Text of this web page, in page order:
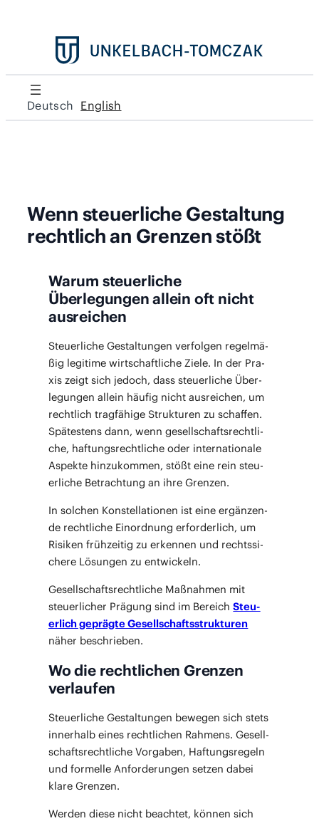
Deutsch English
Wenn steuerliche Gestaltung
rechtlich an Grenzen stößt
Warum steuerliche
Überlegungen allein oft nicht
ausreichen
Steu­er­li­che Gestal­tun­gen ver­fol­gen regel­mä­
ßig legi­ti­me wirt­schaft­li­che Zie­le. In der Pra­
xis zeigt sich jedoch, dass steu­er­li­che Über­
le­gun­gen allein häu­fig nicht aus­rei­chen, um
recht­lich trag­fä­hi­ge Struk­tu­ren zu schaf­fen.
Spä­tes­tens dann, wenn gesell­schafts­recht­li­
che, haf­tungs­recht­li­che oder inter­na­tio­na­le
Aspek­te hin­zu­kom­men, stößt eine rein steu­
er­li­che Betrach­tung an ihre Grenzen.
In sol­chen Kon­stel­la­tio­nen ist eine ergän­zen­
de recht­li­che Ein­ord­nung erfor­der­lich, um
Risi­ken früh­zei­tig zu erken­nen und rechts­si­
che­re Lösun­gen zu entwickeln.
Gesell­schafts­recht­li­che Maß­nah­men mit
steu­er­li­cher Prä­gung sind im BereichSteu­
er­lich gepräg­te Gesell­schafts­struk­tu­ren
näher beschrieben.
Wo die rechtlichen Grenzen
verlaufen
Steu­er­li­che Gestal­tun­gen bewe­gen sich stets
inner­halb eines recht­li­chen Rah­mens. Gesell­
schafts­recht­li­che Vor­ga­ben, Haf­tungs­re­geln
und for­mel­le Anfor­de­run­gen set­zen dabei
kla­re Grenzen.
Wer­den die­se nicht beach­tet, kön­nen sich